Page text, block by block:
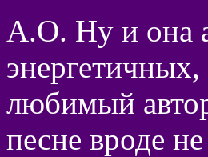
А.О. Ну и она
любимый
песне вроде